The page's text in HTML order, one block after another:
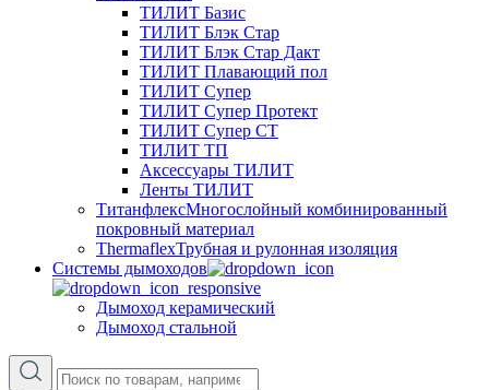
ТИЛИТ Базис
ТИЛИТ Блэк Стар
ТИЛИТ Блэк Стар Дакт
ТИЛИТ Плавающий пол
ТИЛИТ Супер
ТИЛИТ Супер Протект
ТИЛИТ Супер СТ
ТИЛИТ ТП
Аксессуары ТИЛИТ
Ленты ТИЛИТ
ТитанфлексМногослойный комбинированный
покровный материал
ThermaflexТрубная и рулонная изоляция
Cистемы дымоходов
Дымоход керамический
Дымоход стальной